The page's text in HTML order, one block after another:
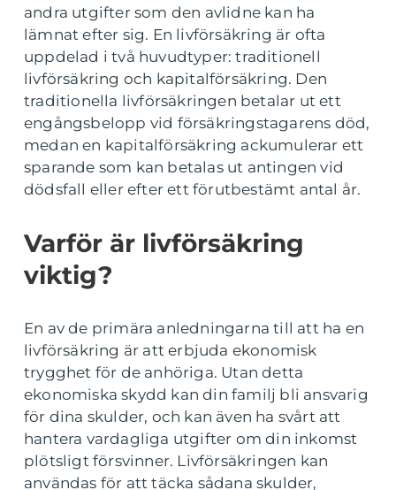
andra utgifter som den avlidne kan ha
lämnat efter sig. En livförsäkring är ofta
uppdelad i två huvudtyper: traditionell
livförsäkring och kapitalförsäkring. Den
traditionella livförsäkringen betalar ut ett
engångsbelopp vid försäkringstagarens död,
medan en kapitalförsäkring ackumulerar ett
sparande som kan betalas ut antingen vid
dödsfall eller efter ett förutbestämt antal år.
Varför är livförsäkring
viktig?
En av de primära anledningarna till att ha en
livförsäkring är att erbjuda ekonomisk
trygghet för de anhöriga. Utan detta
ekonomiska skydd kan din familj bli ansvarig
för dina skulder, och kan även ha svårt att
hantera vardagliga utgifter om din inkomst
plötsligt försvinner. Livförsäkringen kan
användas för att täcka sådana skulder,